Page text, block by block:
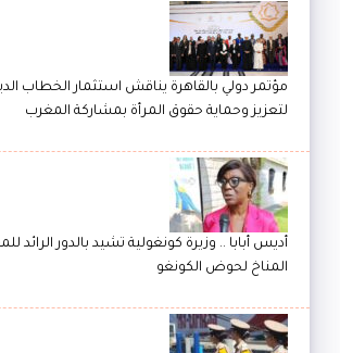
مؤتمر دولي بالقاهرة يناقش استثمار الخطاب
لتعزيز وحماية حقوق المرأة بمشاركة المغرب
أديس أبابا .. وزيرة كونغولية تشيد بالدور الرائد
المناخ لحوض الكونغو